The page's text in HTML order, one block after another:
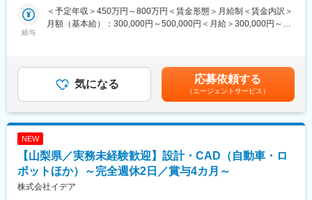
■同社の魅力
・短期人材サービスのパイオニア企業であり、1日～数か月まで、
場している大手ながら、ベンチャー気質も兼ね備えている企業で
す。
■同社について
拠点を展開しています。
「短期」という働き方を中心に、働く機会を求めるすべての人
に、そのライフスタイルに合わせた就業機会を提供することで
・自動車部品の設計開発
・生産設備の機械/電気設計
・工作機械/産業機械の設計
■具体的な製品／案件イメージ：
扱える製品例
案件イメージ
・評価実験、性能試験、車両点検
・CADオペレーター
・自動車部品/家電製品の機械設計補助
給与
＜予定年収＞450万円～800万円＜賃金形態＞月給制＜賃金内訳＞
月額（基本給）：300,000円～500,000円＜月給＞300,000円～
あります。賃金はあくまでも目安の金額であり、選考を通じて上
下する可能性があります。月給(月額)は固定手当を含めた表記で
気になる 応募依頼する
（エージェントサービス）
NEW
【山梨県／実務未経験歓迎】設計・CAD（自動車・ロ
ボットほか）～完全週休2日／賞与4カ月～
株式会社イデア